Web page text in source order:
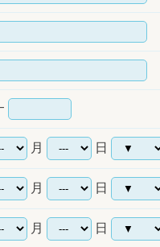
月 日
月 日
月 日